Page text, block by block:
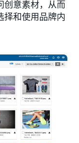
创意素材，从而
择和使用品牌内